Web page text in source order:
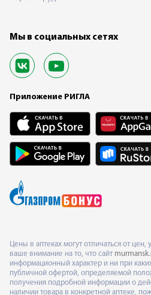
Мы в социальных сетях
Приложение РИГЛА
Цены в аптеках могут отличаться от
ваше внимание на то, что сайт
информационный характер и ни при
публичной офертой, определяемой
получения подробной информации о
наличии товара в конкретной аптеке,